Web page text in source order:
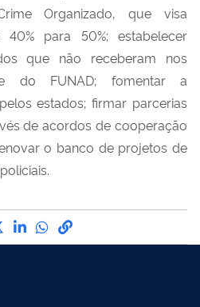
Organizado, que visa
para 50%; estabelecer
que não receberam nos
do FUNAD; fomentar a
estados; firmar parcerias
de acordos de cooperação
o banco de projetos de
por Facebook
Compartilhe por Twitter
Compartilhe por
Compartilhe por
link para Copiar